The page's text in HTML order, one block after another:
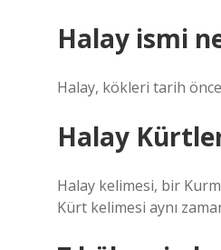
Halay ismi
Halay, kökleri tarih
Halay
Halay kelimesi, bir
Kürt kelimesi aynı